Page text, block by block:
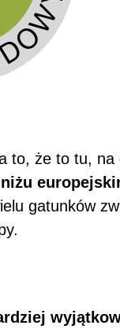
to, że to tu, na
gatunków